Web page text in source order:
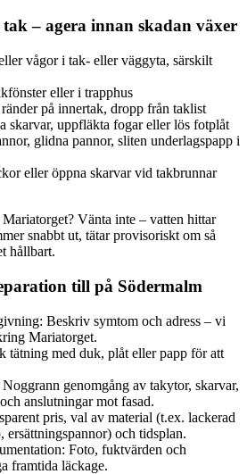
tak – agera innan skadan växer
vågor i tak- eller väggyta, särskilt
eller i trapphus
på innertak, dropp från taklist
skarvar, uppfläkta fogar eller lös fotplåt
glidna pannor, sliten underlagspapp i
eller öppna skarvar vid takbrunnar
Vänta inte – vatten hittar
snabbt ut, tätar provisoriskt om så
hållbart.
till på Södermalm
Beskriv symtom och adress – vi
Mariatorget.
tätning med duk, plåt eller papp för att
genomgång av takytor, skarvar,
anslutningar mot fasad.
pris, val av material (t.ex. lackerad
ersättningspannor) och tidsplan.
Foto, fuktvärden och
framtida läckage.